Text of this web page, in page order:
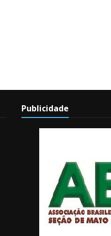
Publicidade